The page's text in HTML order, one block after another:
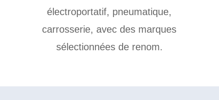
électroportatif, pneumatique,
carrosserie, avec des marques
sélectionnées de renom.